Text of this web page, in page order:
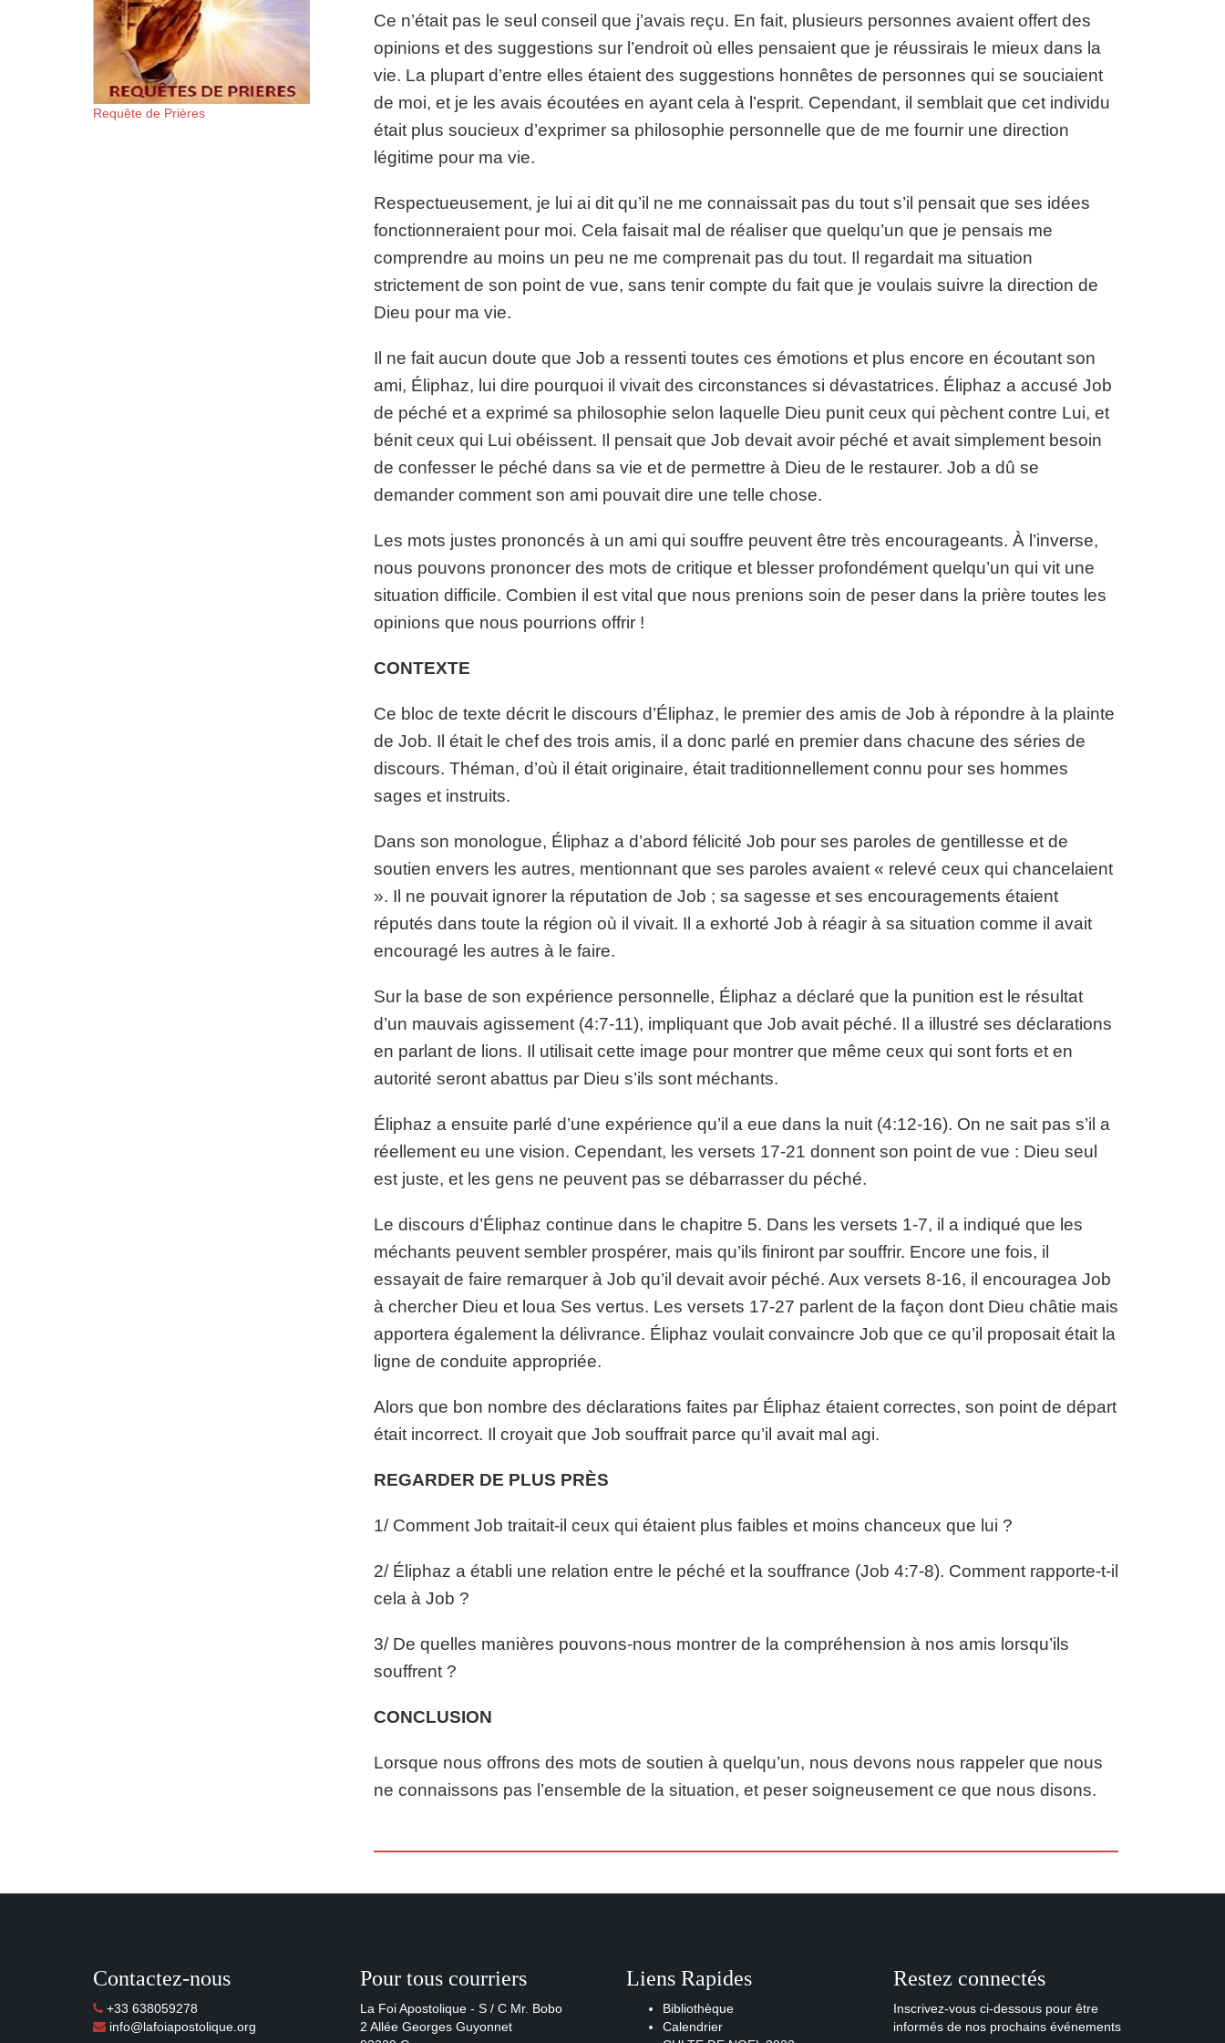
Requête de Prières
Ce n’était pas le seul conseil que j’avais reçu. En fait, plusieurs personnes avaient offert des
opinions et des suggestions sur l’endroit où elles pensaient que je réussirais le mieux dans la
vie. La plupart d’entre elles étaient des suggestions honnêtes de personnes qui se souciaient
de moi, et je les avais écoutées en ayant cela à l’esprit. Cependant, il semblait que cet individu
était plus soucieux d’exprimer sa philosophie personnelle que de me fournir une direction
légitime pour ma vie.
Respectueusement, je lui ai dit qu’il ne me connaissait pas du tout s’il pensait que ses idées
fonctionneraient pour moi. Cela faisait mal de réaliser que quelqu’un que je pensais me
comprendre au moins un peu ne me comprenait pas du tout. Il regardait ma situation
strictement de son point de vue, sans tenir compte du fait que je voulais suivre la direction de
Dieu pour ma vie.
Il ne fait aucun doute que Job a ressenti toutes ces émotions et plus encore en écoutant son
ami, Éliphaz, lui dire pourquoi il vivait des circonstances si dévastatrices. Éliphaz a accusé Job
de péché et a exprimé sa philosophie selon laquelle Dieu punit ceux qui pèchent contre Lui, et
bénit ceux qui Lui obéissent. Il pensait que Job devait avoir péché et avait simplement besoin
de confesser le péché dans sa vie et de permettre à Dieu de le restaurer. Job a dû se
demander comment son ami pouvait dire une telle chose.
Les mots justes prononcés à un ami qui souffre peuvent être très encourageants. À l’inverse,
nous pouvons prononcer des mots de critique et blesser profondément quelqu’un qui vit une
situation difficile. Combien il est vital que nous prenions soin de peser dans la prière toutes les
opinions que nous pourrions offrir !
CONTEXTE
Ce bloc de texte décrit le discours d’Éliphaz, le premier des amis de Job à répondre à la plainte
de Job. Il était le chef des trois amis, il a donc parlé en premier dans chacune des séries de
discours. Théman, d’où il était originaire, était traditionnellement connu pour ses hommes
sages et instruits.
Dans son monologue, Éliphaz a d’abord félicité Job pour ses paroles de gentillesse et de
soutien envers les autres, mentionnant que ses paroles avaient « relevé ceux qui chancelaient
». Il ne pouvait ignorer la réputation de Job ; sa sagesse et ses encouragements étaient
réputés dans toute la région où il vivait. Il a exhorté Job à réagir à sa situation comme il avait
encouragé les autres à le faire.
Sur la base de son expérience personnelle, Éliphaz a déclaré que la punition est le résultat
d’un mauvais agissement (4:7-11), impliquant que Job avait péché. Il a illustré ses déclarations
en parlant de lions. Il utilisait cette image pour montrer que même ceux qui sont forts et en
autorité seront abattus par Dieu s’ils sont méchants.
Éliphaz a ensuite parlé d’une expérience qu’il a eue dans la nuit (4:12-16). On ne sait pas s’il a
réellement eu une vision. Cependant, les versets 17-21 donnent son point de vue : Dieu seul
est juste, et les gens ne peuvent pas se débarrasser du péché.
Le discours d’Éliphaz continue dans le chapitre 5. Dans les versets 1-7, il a indiqué que les
méchants peuvent sembler prospérer, mais qu’ils finiront par souffrir. Encore une fois, il
essayait de faire remarquer à Job qu’il devait avoir péché. Aux versets 8-16, il encouragea Job
à chercher Dieu et loua Ses vertus. Les versets 17-27 parlent de la façon dont Dieu châtie mais
apportera également la délivrance. Éliphaz voulait convaincre Job que ce qu’il proposait était la
ligne de conduite appropriée.
Alors que bon nombre des déclarations faites par Éliphaz étaient correctes, son point de départ
était incorrect. Il croyait que Job souffrait parce qu’il avait mal agi.
REGARDER DE PLUS PRÈS
1/ Comment Job traitait-il ceux qui étaient plus faibles et moins chanceux que lui ?
2/ Éliphaz a établi une relation entre le péché et la souffrance (Job 4:7-8). Comment rapporte-t-il
cela à Job ?
3/ De quelles manières pouvons-nous montrer de la compréhension à nos amis lorsqu’ils
souffrent ?
CONCLUSION
Lorsque nous offrons des mots de soutien à quelqu’un, nous devons nous rappeler que nous
ne connaissons pas l’ensemble de la situation, et peser soigneusement ce que nous disons.
Contactez-nous
+33 638059278
info@lafoiapostolique.org
Pour tous courriers
La Foi Apostolique - S / C Mr. Bobo
2 Allée Georges Guyonnet
Liens Rapides
Bibliothèque
Calendrier
Restez connectés
Inscrivez-vous ci-dessous pour être
informés de nos prochains événements